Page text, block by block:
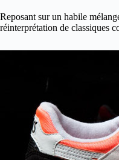
Reposant sur un habile
réinterprétation de classiques